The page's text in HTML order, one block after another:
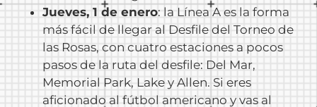
Jueves, 1 de enero: la Línea A es la forma
más fácil de llegar al Desfile del Torneo de
las Rosas, con cuatro estaciones a pocos
pasos de la ruta del desfile: Del Mar,
Memorial Park, Lake y Allen. Si eres
aficionado al fútbol americano y vas al